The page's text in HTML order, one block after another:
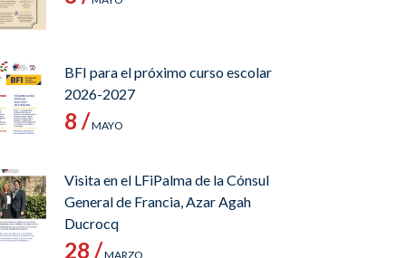
BFI para el próximo curso escolar
2026-2027
8 /MAYO
Visita en el LFiPalma de la Cónsul
General de Francia, Azar Agah
Ducrocq
28 /MARZO